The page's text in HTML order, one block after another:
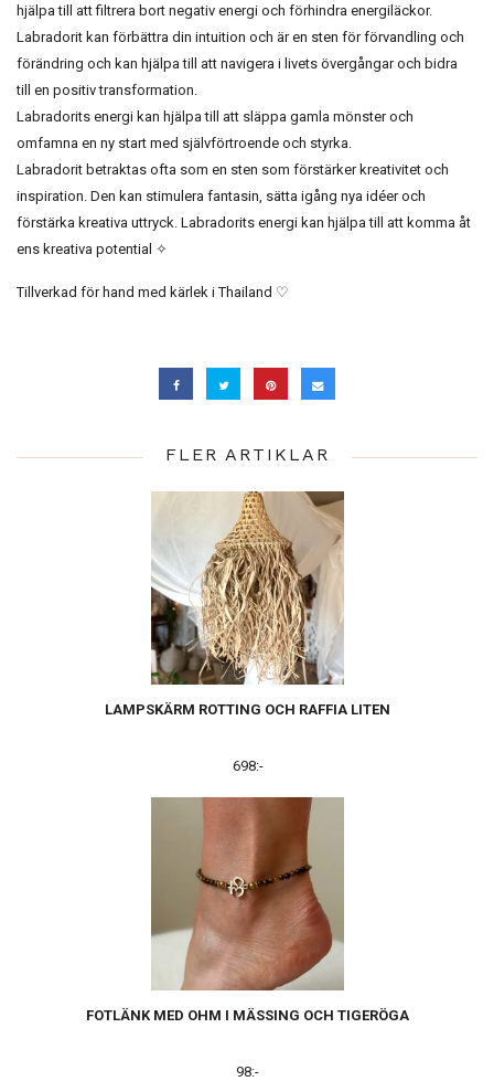
hjälpa till att filtrera bort negativ energi och förhindra energiläckor.
Labradorit kan förbättra din intuition och är en sten för förvandling och
förändring och kan hjälpa till att navigera i livets övergångar och bidra
till en positiv transformation.
Labradorits energi kan hjälpa till att släppa gamla mönster och
omfamna en ny start med självförtroende och styrka.
Labradorit betraktas ofta som en sten som förstärker kreativitet och
inspiration. Den kan stimulera fantasin, sätta igång nya idéer och
förstärka kreativa uttryck. Labradorits energi kan hjälpa till att komma åt
ens kreativa potential ✧
Tillverkad för hand med kärlek i Thailand ♡
FLER ARTIKLAR
LAMPSKÄRM ROTTING OCH RAFFIA LITEN
698:-
FOTLÄNK MED OHM I MÄSSING OCH TIGERÖGA
98:-